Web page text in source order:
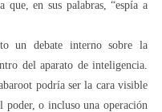
en sus palabras, “espía a
un debate interno sobre la
del aparato de inteligencia.
podría ser la cara visible
poder, o incluso una operación